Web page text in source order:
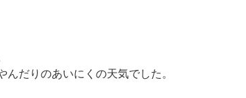
だりのあいにくの天気でした。